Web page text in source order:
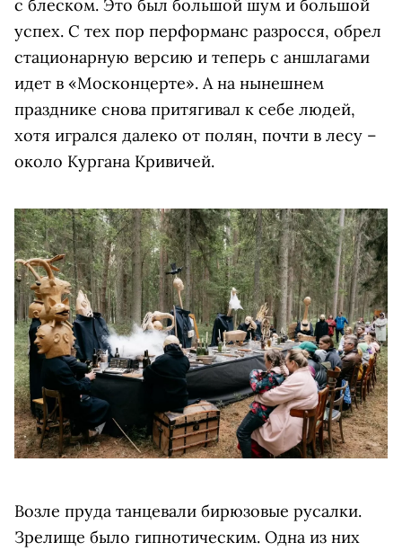
с блеском. Это был большой шум и большой
успех. С тех пор перформанс разросся, обрел
стационарную версию и теперь с аншлагами
идет в «Москонцерте». А на нынешнем
празднике снова притягивал к себе людей,
хотя игрался далеко от полян, почти в лесу –
около Кургана Кривичей.
Возле пруда танцевали бирюзовые русалки.
Зрелище было гипнотическим. Одна из них